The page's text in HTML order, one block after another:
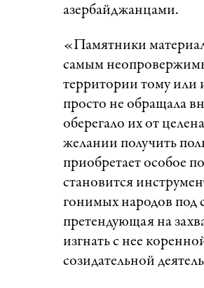
азербайджанцами.
«Памятники
самым
территории тому или
просто не обращала
оберегало их от
желании получить
приобретает особое
становится
гонимых народов под
претендующая на
изгнать с нее
созидательной